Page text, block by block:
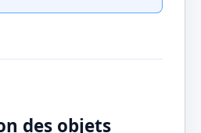
des objets